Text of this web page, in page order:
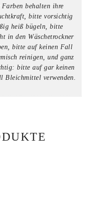
Farben behalten ihre
bitte vorsichtig
heiß bügeln, bitte
in den Wäschetrockner
bitte auf keinen Fall
reinigen, und ganz
bitte auf gar keinen
Bleichmittel verwenden.